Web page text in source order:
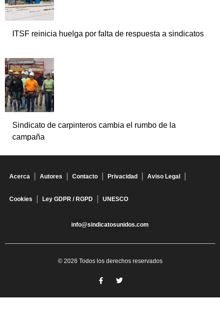
ITSF reinicia huelga por falta de respuesta a sindicatos
Sindicato de carpinteros cambia el rumbo de la
campaña
Acerca Autores Contacto Privacidad Aviso Legal
Cookies Ley GDPR / RGPD UNESCO
info@sindicatosunidos.com
© 2026 Todos los derechos reservados